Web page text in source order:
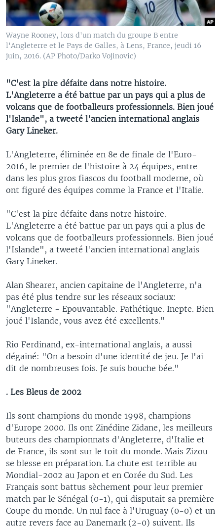
Wayne Rooney, lors d'un match du groupe B entre
l'Angleterre et le Pays de Galles, à Lens, France, jeudi 16
juin, 2016. (AP Photo/Darko Vojinovic)
"C'est la pire défaite dans notre histoire.
L'Angleterre a été battue par un pays qui a plus de
volcans que de footballeurs professionnels. Bien joué
l'Islande", a tweeté l'ancien international anglais
Gary Lineker.
L'Angleterre, éliminée en 8e de finale de l'Euro-
2016, le premier de l'histoire à 24 équipes, entre
dans les plus gros fiascos du football moderne, où
ont figuré des équipes comme la France et l'Italie.
"C'est la pire défaite dans notre histoire.
L'Angleterre a été battue par un pays qui a plus de
volcans que de footballeurs professionnels. Bien joué
l'Islande", a tweeté l'ancien international anglais
Gary Lineker.
Alan Shearer, ancien capitaine de l'Angleterre, n'a
pas été plus tendre sur les réseaux sociaux:
"Angleterre - Epouvantable. Pathétique. Inepte. Bien
joué l'Islande, vous avez été excellents."
Rio Ferdinand, ex-international anglais, a aussi
dégainé: "On a besoin d'une identité de jeu. Je l'ai
dit de nombreuses fois. Je suis bouche bée."
. Les Bleus de 2002
Ils sont champions du monde 1998, champions
d'Europe 2000. Ils ont Zinédine Zidane, les meilleurs
buteurs des championnats d'Angleterre, d'Italie et
de France, ils sont sur le toit du monde. Mais Zizou
se blesse en préparation. La chute est terrible au
Mondial-2002 au Japon et en Corée du Sud. Les
Français sont battus sèchement pour leur premier
match par le Sénégal (0-1), qui disputait sa première
Coupe du monde. Un nul face à l'Uruguay (0-0) et un
autre revers face au Danemark (2-0) suivent. Ils